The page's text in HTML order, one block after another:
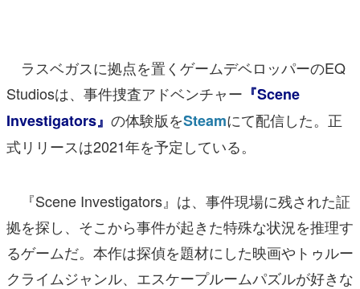
アプリレビュー
その他
電ファミニコゲーマーとは？
ラスベガスに拠点を置くゲームデベロッパーのEQ
Studiosは、事件捜査アドベンチャー 『Scene
Investigators』 の体験版をSteamにて配信した。正
式リリースは2021年を予定している。
『Scene Investigators』は、事件現場に残された証
拠を探し、そこから事件が起きた特殊な状況を推理す
るゲームだ。本作は探偵を題材にした映画やトゥルー
クライムジャンル、エスケープルームパズルが好きな